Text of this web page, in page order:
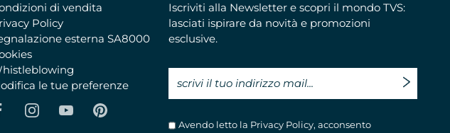
di vendita
Policy
esterna SA8000
le tue preferenze
Iscriviti alla Newsletter e scopri il mondo TVS:
lasciati ispirare da novità e promozioni
esclusive.
Avendo letto la Privacy Policy, acconsento